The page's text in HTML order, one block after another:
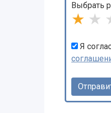
Выбрать
★ ★
Я